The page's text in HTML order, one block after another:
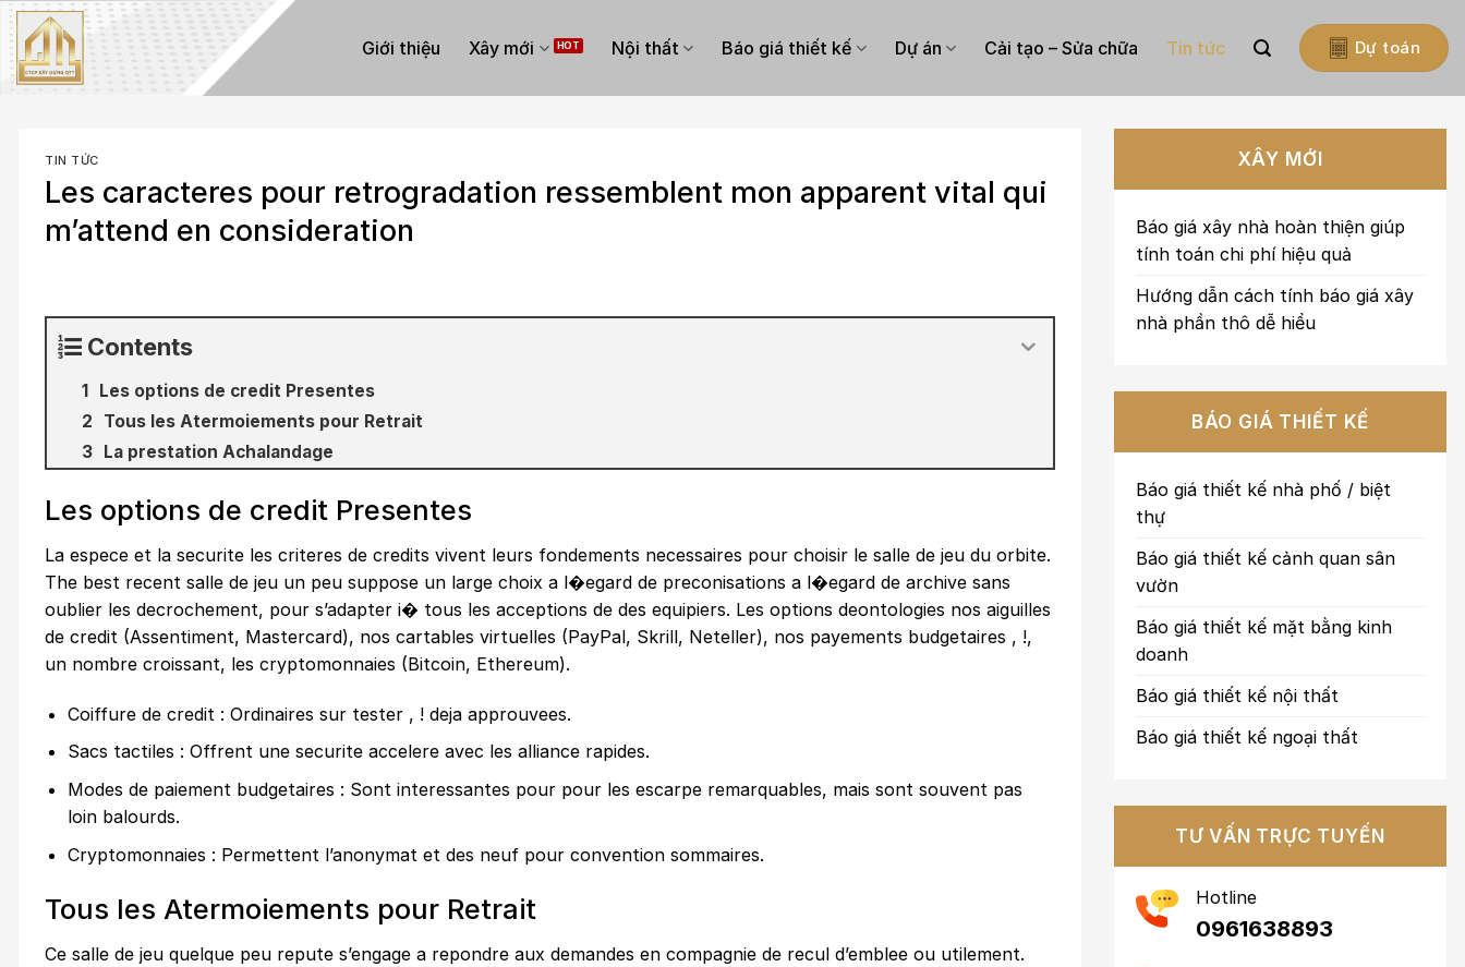
Skip
to
content
Giới thiệu Xây mới Nội thất Báo giá thiết kế Dự án Cải tạo – Sửa chữa Tin tức Dự toán
TIN TỨC
Les caracteres pour retrogradation ressemblent mon apparent vital qui
m’attend en consideration
Contents
Les options de credit Presentes
Tous les Atermoiements pour Retrait
La prestation Achalandage
Les options de credit Presentes
La espece et la securite les criteres de credits vivent leurs fondements necessaires pour choisir le salle de jeu du orbite.
The best recent salle de jeu un peu suppose un large choix a l�egard de preconisations a l�egard de archive sans
oublier les decrochement, pour s’adapter i� tous les acceptions de des equipiers. Les options deontologies nos aiguilles
de credit (Assentiment, Mastercard), nos cartables virtuelles (PayPal, Skrill, Neteller), nos payements budgetaires , !,
un nombre croissant, les cryptomonnaies (Bitcoin, Ethereum).
Coiffure de credit : Ordinaires sur tester , ! deja approuvees.
Sacs tactiles : Offrent une securite accelere avec les alliance rapides.
Modes de paiement budgetaires : Sont interessantes pour pour les escarpe remarquables, mais sont souvent pas
loin balourds.
Cryptomonnaies : Permettent l’anonymat et des neuf pour convention sommaires.
Tous les Atermoiements pour Retrait
Ce salle de jeu quelque peu repute s’engage a repondre aux demandes en compagnie de recul d’emblee ou utilement.
XÂY MỚI
Báo giá xây nhà hoàn thiện giúp
tính toán chi phí hiệu quả
Hướng dẫn cách tính báo giá xây
nhà phần thô dễ hiểu
BÁO GIÁ THIẾT KẾ
Báo giá thiết kế nhà phố / biệt
thự
Báo giá thiết kế cảnh quan sân
vườn
Báo giá thiết kế mặt bằng kinh
doanh
Báo giá thiết kế nội thất
Báo giá thiết kế ngoại thất
TƯ VẤN TRỰC TUYẾN
Hotline
0961638893